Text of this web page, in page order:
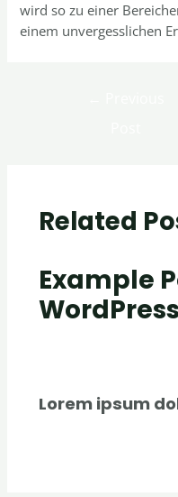
wird so zu einer
einem unvergesslichen
Related
Example
WordPress
Lorem ipsum